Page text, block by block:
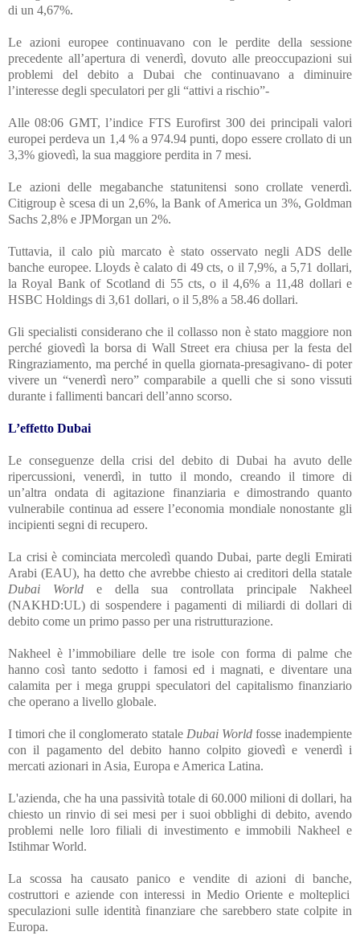
di un 4,67%.
Le azioni europee continuavano con le perdite della sessione
precedente all’apertura di venerdì, dovuto alle preoccupazioni sui
problemi del debito a Dubai che continuavano a diminuire
l’interesse degli speculatori per gli “attivi a rischio”-
Alle 08:06 GMT, l’indice FTS Eurofirst 300 dei principali valori
europei perdeva un 1,4 % a 974.94 punti, dopo essere crollato di un
3,3% giovedì, la sua maggiore perdita in 7 mesi.
Le azioni delle megabanche statunitensi sono crollate venerdì.
Citigroup è scesa di un 2,6%, la Bank of America un 3%, Goldman
Sachs 2,8% e JPMorgan un 2%.
Tuttavia, il calo più marcato è stato osservatonegli ADS delle
banche europee. Lloyds è calato di 49 cts, o il 7,9%, a 5,71 dollari,
la Royal Bank of Scotland di 55 cts, o il 4,6% a 11,48 dollari e
HSBC Holdings di 3,61 dollari, o il 5,8% a 58.46 dollari.
Gli specialisti considerano che il collasso non è stato maggiore non
perché giovedì la borsa di Wall Street era chiusa per la festa del
Ringraziamento, ma perché in quella giornata-presagivano- di poter
vivere un “venerdì nero” comparabile a quelli che si sono vissuti
durante i fallimenti bancari dell’anno scorso.
L’effetto Dubai
Le conseguenze della crisi del debito di Dubai ha avuto delle
ripercussioni, venerdì, in tutto il mondo, creando il timore di
un’altra ondata di agitazione finanziaria e dimostrando quanto
vulnerabile continua ad essere l’economia mondiale nonostante gli
incipienti segni di recupero.
La crisi è cominciata mercoledì quando Dubai, parte degli Emirati
Arabi (EAU), ha detto che avrebbe chiesto ai creditori della statale
Dubai World
e della sua controllata principale Nakheel
(NAKHD:UL)di sospendere i pagamenti di miliardi di dollari di
debito come un primo passo per una ristrutturazione.
Nakheel è l’immobiliare delle tre isole con forma di palme che
hanno così tanto sedotto i famosi ed i magnati,e diventareuna
calamita per i mega gruppi speculatori del capitalismo finanziario
che operano a livello globale.
I timori che il conglomerato statale Dubai Worldfosse inadempiente
con il pagamento del debito hanno colpito giovedì e venerdì i
mercati azionari in Asia, Europa e America Latina.
L'azienda, che ha una passività totale di 60.000 milioni di dollari, ha
chiesto un rinvio di sei mesi per i suoi obblighi di debito, avendo
problemi nelle loro filiali di investimento e immobili Nakheel e
Istihmar World.
La scossa ha causato panico e vendite di azioni di banche,
costruttori e aziende con interessi in Medio Oriente e molteplici
speculazioni sulle identità finanziare che sarebbero state colpite in
Europa.